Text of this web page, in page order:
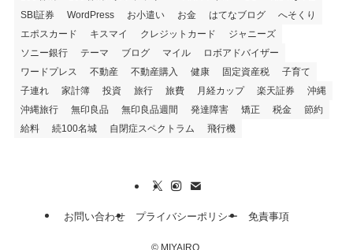
SBI証券
WordPress お小遣い お金 はてなブログ
へそくり
エポスカード
キスマイ クレジットカード
ジャニーズ
ソニー銀行
テーマ ブログ マイル
ロボアドバイザー
ワードプレス
不動産 不動産購入 健康 固定資産税
子育て
子連れ
家計簿 投資 旅行 旅費 月経カップ 楽天証券
沖縄
沖縄旅行
無印良品 無印良品週間 発達障害 矯正 税金
節約
給料
続100名城 自閉症スペクトラム 飛行機
お問い合わせ プライバシーポリシー 免責事項
© MIYAIRO.